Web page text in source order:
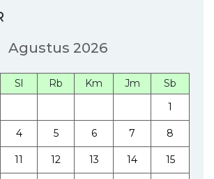
Agustus 2026
Sl Rb Km Jm
Sb
1
4 5 6 7 8
11 12 13 14 15